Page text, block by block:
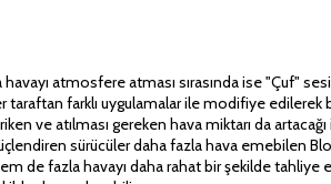
atmosfere atması sırasında ise "Çuf" sesi
farklı uygulamalar ile modifiye edilerek
ve atılması gereken hava miktarı da
sürücüler daha fazla hava emebilen
de fazla havayı daha rahat bir şekilde tahliye